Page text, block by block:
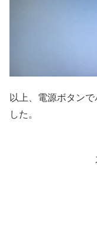
以上、電源ボタン
した。